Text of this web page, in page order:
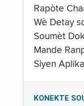
Rapòte
Wè Detay
Soumèt
Mande
Siyen
KONEKTE